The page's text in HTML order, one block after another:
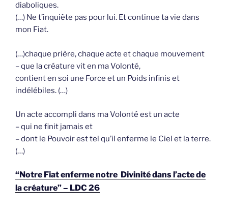
diaboliques.
(…) Ne t’inquiète pas pour lui. Et continue ta vie dans
mon Fiat.
(…)chaque prière, chaque acte et chaque mouvement
– que la créature vit en ma Volonté,
contient en soi une Force et un Poids infinis et
indélébiles. (…)
Un acte accompli dans ma Volonté est un acte
– qui ne finit jamais et
– dont le Pouvoir est tel qu’il enferme le Ciel et la terre.
(…)
“Notre Fiat enferme notre Divinité dans l’acte de
la créature” – LDC 26